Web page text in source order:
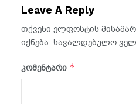
Leave A Reply
თქვენი ელფოსტის
იქნება. სავალდებულო
კომენტარი *